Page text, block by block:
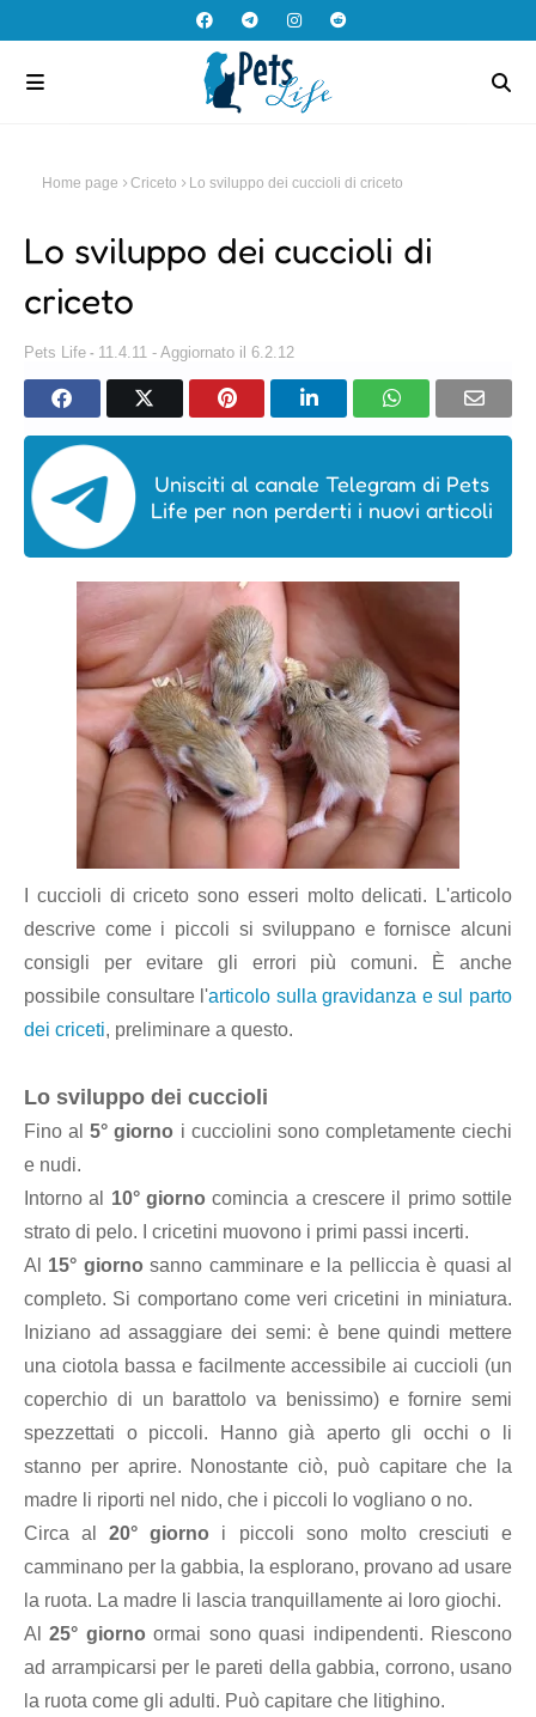
Home page Criceto Lo sviluppo dei cuccioli di criceto
Lo sviluppo dei cuccioli di
criceto
Pets Life 11.4.11 - Aggiornato il 6.2.12
Unisciti al canale Telegram di Pets
Life per non perderti i nuovi articoli
I cuccioli di criceto sono esseri molto delicati. L'articolo
descrive come i piccoli si sviluppano e fornisce alcuni
consigli per evitare gli errori più comuni. È anche
possibile consultare l'articolo sulla gravidanza e sul parto
dei criceti, preliminare a questo.
Lo sviluppo dei cuccioli
Fino al5° giorno i cucciolini sono completamente ciechi
e nudi.
Intorno al 10° giorno comincia a crescere il primo sottile
strato di pelo. I cricetini muovono i primi passi incerti.
Al 15° giorno sanno camminare e la pelliccia è quasi al
completo. Si comportano come veri cricetini in miniatura.
Iniziano ad assaggiare dei semi: è bene quindi mettere
una ciotola bassa e facilmente accessibile ai cuccioli (un
coperchio di un barattolo va benissimo) e fornire semi
spezzettati o piccoli. Hanno già aperto gli occhi o li
stanno per aprire. Nonostante ciò, può capitare che la
madre li riporti nel nido, che i piccoli lo vogliano o no.
Circa al20° giorno i piccoli sono molto cresciuti e
camminano per la gabbia, la esplorano, provano ad usare
la ruota. La madre li lascia tranquillamente ai loro giochi.
Al25° giorno ormai sono quasi indipendenti. Riescono
ad arrampicarsi per le pareti della gabbia, corrono, usano
la ruota come gli adulti. Può capitare che litighino.